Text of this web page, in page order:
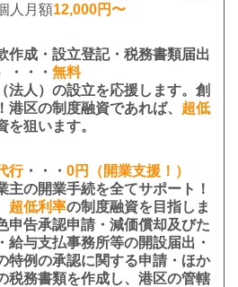
人月額12,000円〜
作成・設立登記・税務書類届出
・・・ 無料
法人）の設立を応援します。創
港区の制度融資であれば、 超低
を狙います。
行・・・ 0円（開業支援！）
主の開業手続を全てサポート！
超低利率の制度融資を目指しま
申告承認申請・減価償却及びた
給与支払事務所等の開設届出・
特例の承認に関する申請・ほか
税務書類を作成し、港区の管轄